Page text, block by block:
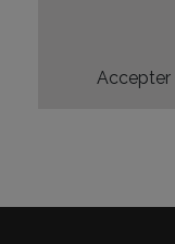
Accepter